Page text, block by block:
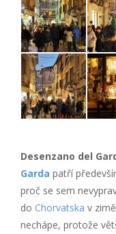
Desenzano del
Garda patří
proč se sem
do Chorvatska v
nechápe, protože